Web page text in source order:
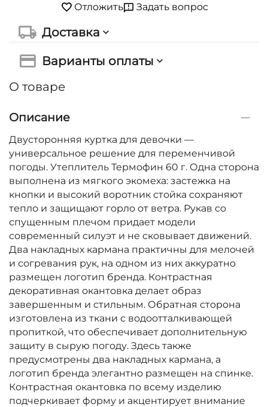
Отложить Задать вопрос
Доставка
Варианты оплаты
О товаре
Описание
Двусторонняя куртка для девочки —
универсальное решение для переменчивой
погоды. Утеплитель Термофин 60 г. Одна сторона
выполнена из мягкого экомеха: застежка на
кнопки и высокий воротник стойка сохраняют
тепло и защищают горло от ветра. Рукав со
спущенным плечом придает модели
современный силуэт и не сковывает движений.
Два накладных кармана практичны для мелочей
и согревания рук, на одном из них аккуратно
размещен логотип бренда. Контрастная
декоративная окантовка делает образ
завершенным и стильным. Обратная сторона
изготовлена из ткани с водоотталкивающей
пропиткой, что обеспечивает дополнительную
защиту в сырую погоду. Здесь также
предусмотрены два накладных кармана, а
логотип бренда элегантно размещен на спинке.
Контрастная окантовка по всему изделию
подчеркивает форму и акцентирует внимание